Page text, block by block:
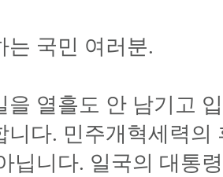
는 국민 여러분.
을 열흘도 안 남기고
니다. 민주개혁세력
닙니다. 일국의 대통